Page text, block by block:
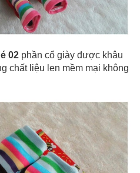
02 phần cổ giày được khâu
chất liệu len mềm mại không